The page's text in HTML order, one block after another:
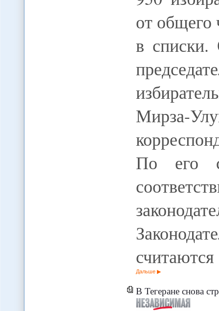
от общего
в списки.
Мирза-
По его
Дальше
В Тегеране снова